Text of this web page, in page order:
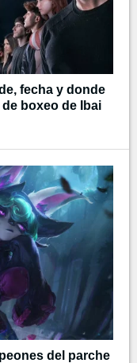
fecha y donde
boxeo de Ibai
del parche